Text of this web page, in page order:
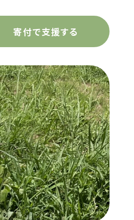
寄付で支援する